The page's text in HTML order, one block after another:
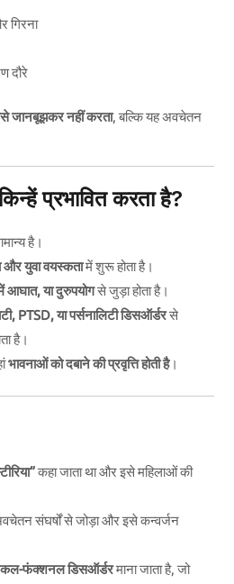
दौरे
जानबूझकर नहीं करता, बल्कि यह अवचेतन
किन्हें प्रभावित करता है?
है।
और युवा वयस्कतामें शुरू होता है।
आघात, या दुरुपयोगसे जुड़ा होता है।
PTSD, या पर्सनालिटी डिसऑर्डरसे
है।
भावनाओं को दबाने की प्रवृत्ति होती है।
कहा जाता था और इसे महिलाओं की
संघर्षों से जोड़ा और इसे कन्वर्जन
फंक्शनल डिसऑर्डरमाना जाता है, जो